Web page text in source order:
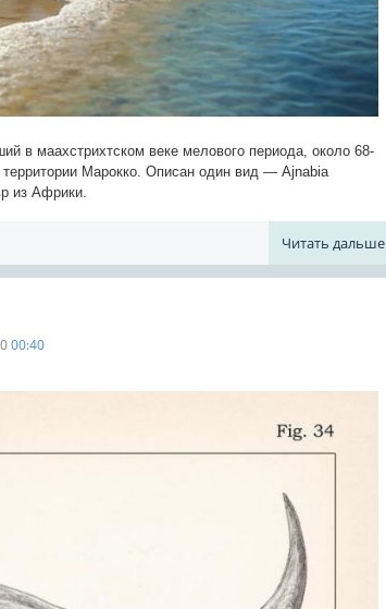
в маахстрихтском веке мелового периода, около 68-
Марокко. Описан один вид — Ajnabia
из Африки.
Читать дальше
00:40